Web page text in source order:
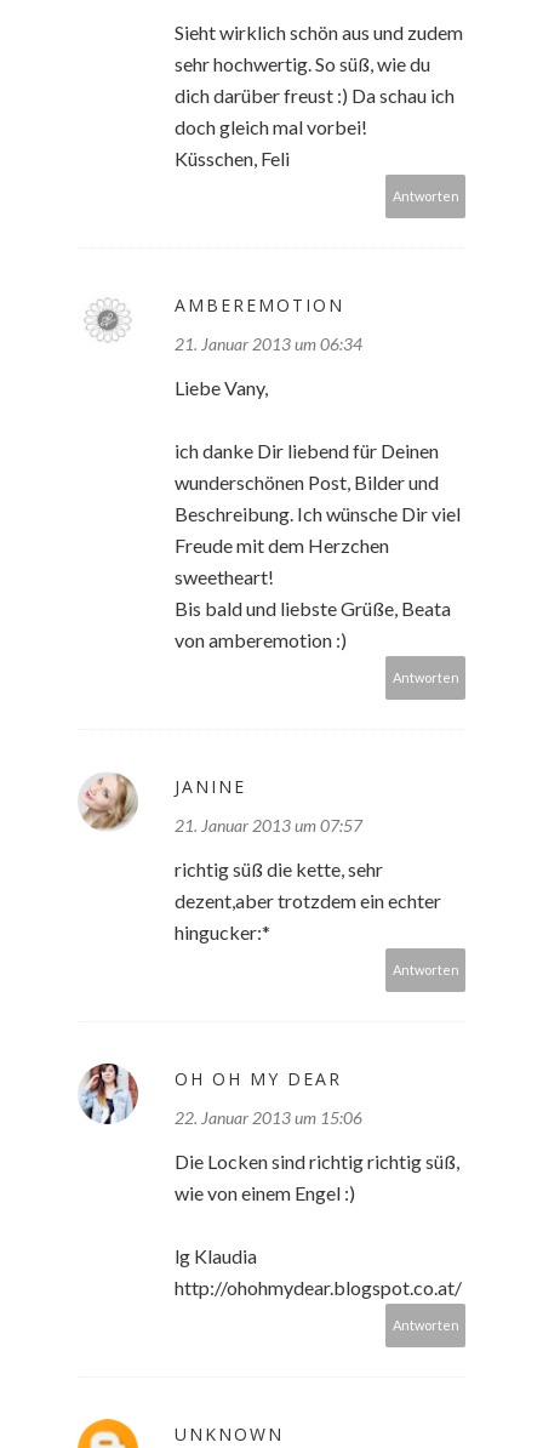
Sieht wirklich schön aus und zudem
sehr hochwertig. So süß, wie du
dich darüber freust :) Da schau ich
doch gleich mal vorbei!
Küsschen, Feli
Antworten
AMBEREMOTION
21. Januar 2013 um 06:34
Liebe Vany,
ich danke Dir liebend für Deinen
wunderschönen Post, Bilder und
Beschreibung. Ich wünsche Dir viel
Freude mit dem Herzchen
sweetheart!
Bis bald und liebste Grüße, Beata
von amberemotion :)
Antworten
JANINE
21. Januar 2013 um 07:57
richtig süß die kette, sehr
dezent,aber trotzdem ein echter
hingucker:*
Antworten
OH OH MY DEAR
22. Januar 2013 um 15:06
Die Locken sind richtig richtig süß,
wie von einem Engel :)
lg Klaudia
http://ohohmydear.blogspot.co.at/
Antworten
UNKNOWN